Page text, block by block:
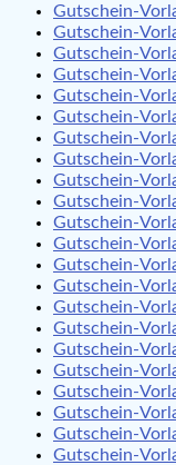
Gutschein-
Gutschein-
Gutschein-
Gutschein-
Gutschein-
Gutschein-
Gutschein-
Gutschein-
Gutschein-
Gutschein-
Gutschein-
Gutschein-
Gutschein-
Gutschein-
Gutschein-
Gutschein-
Gutschein-
Gutschein-
Gutschein-
Gutschein-
Gutschein-
Gutschein-